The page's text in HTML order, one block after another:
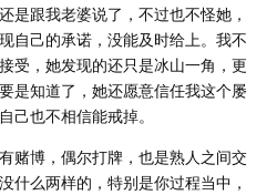
是跟我老婆说了，不过也不怪她，
自己的承诺，没能及时给上。我不
受，她发现的还只是冰山一角，更
是知道了，她还愿意信任我这个屡
己也不相信能戒掉。
赌博，偶尔打牌，也是熟人之间交
什么两样的，特别是你过程当中，